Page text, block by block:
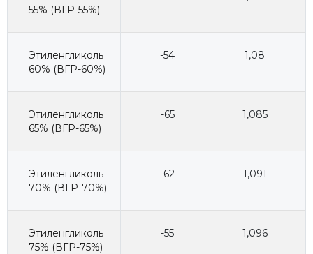
55% (ВГР-55%)
Этиленгликоль
60% (ВГР-60%)
-54 1,08
Этиленгликоль
65% (ВГР-65%)
-65 1,085
Этиленгликоль
70% (ВГР-70%)
-62 1,091
Этиленгликоль
75% (ВГР-75%)
-55 1,096